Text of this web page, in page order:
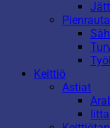
Pienrauta
Keittiö
Astiat